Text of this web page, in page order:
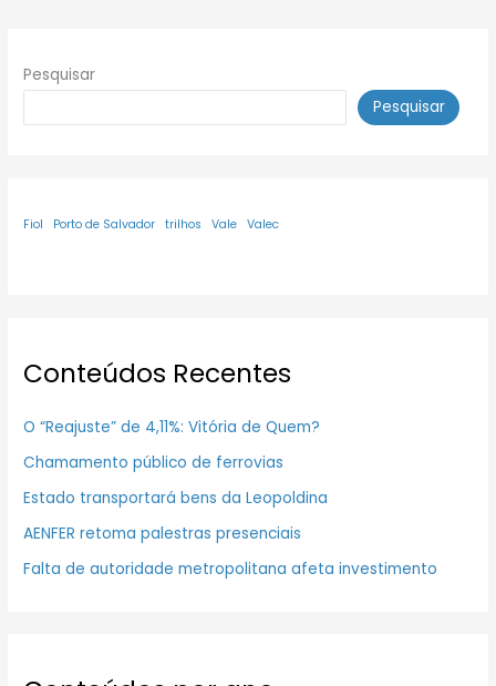
Pesquisar
Pesquisar
Fiol Porto de Salvador trilhos Vale Valec
Conteúdos Recentes
O “Reajuste” de 4,11%: Vitória de Quem?
Chamamento público de ferrovias
Estado transportará bens da Leopoldina
AENFER retoma palestras presenciais
Falta de autoridade metropolitana afeta investimento